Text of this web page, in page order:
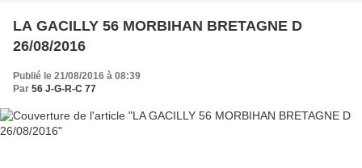
LA GACILLY 56 MORBIHAN BRETAGNE D
26/08/2016
Publié le 21/08/2016 à 08:39
Par 56 J-G-R-C 77